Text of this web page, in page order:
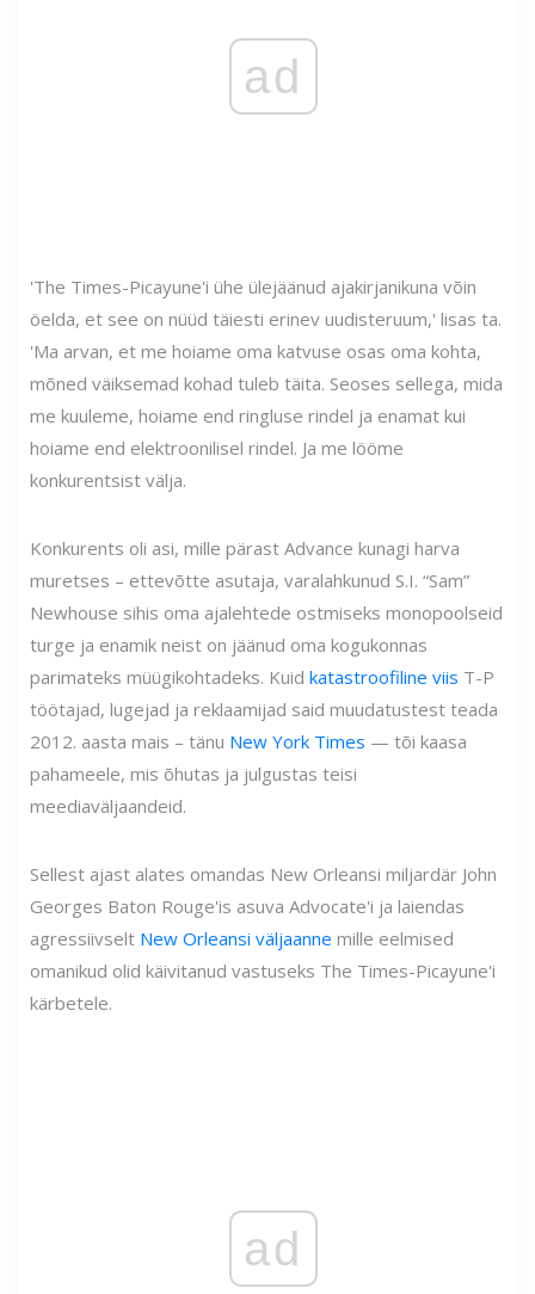
ad
'The Times-Picayune'i ühe ülejäänud ajakirjanikuna võin
öelda, et see on nüüd täiesti erinev uudisteruum,' lisas ta.
'Ma arvan, et me hoiame oma katvuse osas oma kohta,
mõned väiksemad kohad tuleb täita. Seoses sellega, mida
me kuuleme, hoiame end ringluse rindel ja enamat kui
hoiame end elektroonilisel rindel. Ja me lööme
konkurentsist välja.
Konkurents oli asi, mille pärast Advance kunagi harva
muretses – ettevõtte asutaja, varalahkunud S.I. “Sam”
Newhouse sihis oma ajalehtede ostmiseks monopoolseid
turge ja enamik neist on jäänud oma kogukonnas
parimateks müügikohtadeks. Kuid katastroofiline viis T-P
töötajad, lugejad ja reklaamijad said muudatustest teada
2012. aasta mais – tänu New York Times — tõi kaasa
pahameele, mis õhutas ja julgustas teisi
meediaväljaandeid.
Sellest ajast alates omandas New Orleansi miljardär John
Georges Baton Rouge'is asuva Advocate'i ja laiendas
agressiivselt New Orleansi väljaanne mille eelmised
omanikud olid käivitanud vastuseks The Times-Picayune'i
kärbetele.
ad